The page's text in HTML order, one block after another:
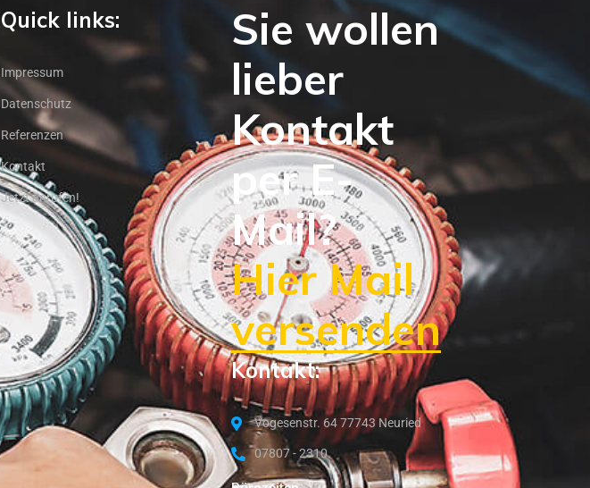
Quick links:
Impressum
Datenschutz
Referenzen
Kontakt
Jetzt anrufen!
Sie wollen
lieber
Kontakt
per E-
Mail?
Hier Mail
versenden
Kontakt:
Vogesenstr. 64 77743 Neuried
07807 - 2310